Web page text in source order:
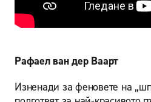
Рафаел ван дер Ваарт
Изненади за феновете на